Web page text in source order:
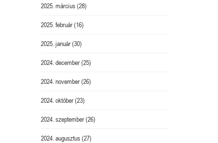
2025. március(28)
2025. február(16)
2025. január(30)
2024. december(25)
2024. november(26)
2024. október(23)
2024. szeptember(26)
2024. augusztus(27)